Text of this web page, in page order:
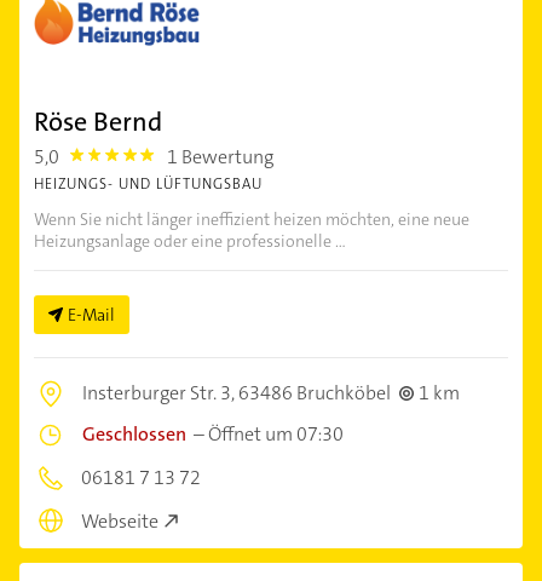
Röse Bernd
5,0 5.0 1 Bewertung
HEIZUNGS- UND LÜFTUNGSBAU
Wenn Sie nicht länger ineffizient heizen möchten, eine neue
Heizungsanlage oder eine professionelle ...
E-Mail
Insterburger Str. 3,63486 Bruchköbel
1 km
Geschlossen –Öffnet um 07:30
06181 7 13 72
Webseite